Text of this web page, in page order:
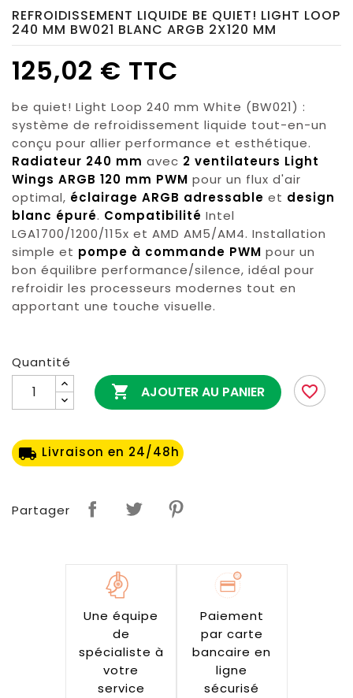
REFROIDISSEMENT LIQUIDE BE QUIET! LIGHT LOOP
240 MM BW021 BLANC ARGB 2X120 MM
125,02 € TTC
be quiet! Light Loop 240 mm White (BW021) :
système de refroidissement liquide tout-en-un
conçu pour allier performance et esthétique.
Radiateur 240 mm avec 2 ventilateurs Light
Wings ARGB 120 mm PWM pour un flux d'air
optimal, éclairage ARGB adressable et design
blanc épuré. Compatibilité Intel
LGA1700/1200/115x et AMD AM5/AM4. Installation
simple et pompe à commande PWM pour un
bon équilibre performance/silence, idéal pour
refroidir les processeurs modernes tout en
apportant une touche visuelle.
Quantité
 AJOUTER AU PANIER favorite_border
local_shipping Livraison en 24/48h
Partager
Une équipe
de
spécialiste à
votre
service
Paiement
par carte
bancaire en
ligne
sécurisé